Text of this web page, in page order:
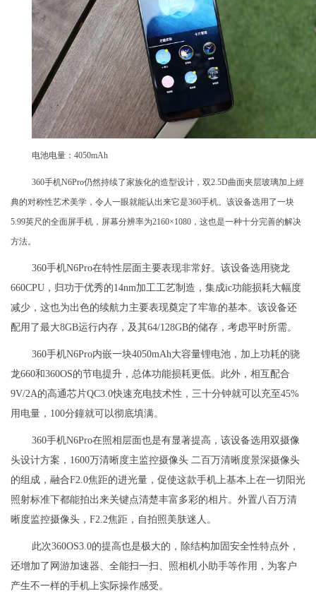
电池电量：4050mAh
360手机N6Pro仍然持续了家族化的造型设计，双2.5D曲面夹层玻璃加上經
典的对称性艺术美学，令人一眼就能认出来它是360手机。该设备选用了一块
5.99英尺的全面屏手机，屏幕分辨率为2160×1080，这也是一种十分完善的解决
方法。
360手机N6Pro在特性层面主要表现非常好。该设备选用骁龙
660CPU，归功于优秀的14nm加工工艺制造，集成ic功能损耗大幅度
减少，这也为出色的续航力主要表现奠定了牢靠的基本。该设备还
配用了最大8GB运行内存，及其64/128GB的储存，考虑平时所需。
360手机N6Pro内嵌一块4050mAh大容量锂电池，加上功耗的骁
龙660和360OS的节电提升，总体功能损耗更低。此外，相互配合
9V/2A的高通芯片QC3.0快速充电技术性，三十分钟就可以充至45%
用电量，100分鐘就可以彻底填满。
360手机N6Pro在照相层面也是有显著提高，该设备选用双摄像
头设计方案，1600万清晰度主监控摄像头 二百万清晰度景深摄像头
的组成，融合F2.0焦距的进光量，促使这款手机上基本上在一切阳光
照射标准下都能拍出来关键点清楚丰富多彩的相片。外置八百万清
晰度监控摄像头，F2.2焦距，自拍照美肤迷人。
此次360OS3.0的提高也是极大的，除结构加固安全性特点外，
还增加了网游加速器、全能扫一扫、照相机小助手等作用，为客户
产生不一样的手机上实际操作感受。